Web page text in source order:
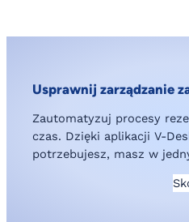
Usprawnij zarządzanie
Zautomatyzuj procesy
czas. Dzięki aplikacji V-
potrzebujesz, masz w